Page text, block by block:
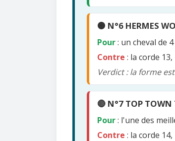
🟠 N°6 HERMES
Pour: un cheval de
Contre : la corde
Verdict : la forme
🔴 N°7 TOP TOWN
Pour: l'une des
Contre : la corde